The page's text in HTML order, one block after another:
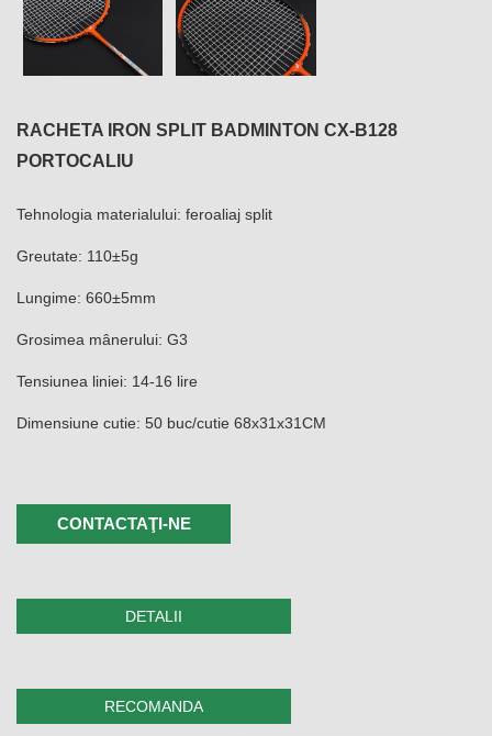
RACHETA IRON SPLIT BADMINTON CX-B128
PORTOCALIU
Tehnologia materialului: feroaliaj split
Greutate: 110±5g
Lungime: 660±5mm
Grosimea mânerului: G3
Tensiunea liniei: 14-16 lire
Dimensiune cutie: 50 buc/cutie 68x31x31CM
CONTACTAŢI-NE
DETALII
RECOMANDA